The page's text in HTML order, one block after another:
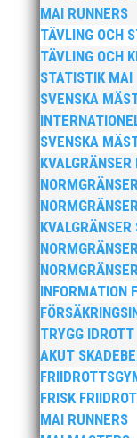
MAI RUNNERS
TÄVLING OCH
TÄVLING OCH
STATISTIK MAI
SVENSKA
SVENSKA
KVALGRÄNSER
KVALGRÄNSER
INFORMATION
TRYGG IDROTT
AKUT
FRISK
MAI RUNNERS
Bilder från
2026